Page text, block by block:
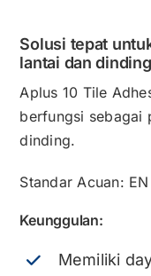
Solusi tepat
lantai dan
Aplus 10 Tile
berfungsi sebagai
dinding.
Standar Acuan:
Keunggulan:
Memiliki